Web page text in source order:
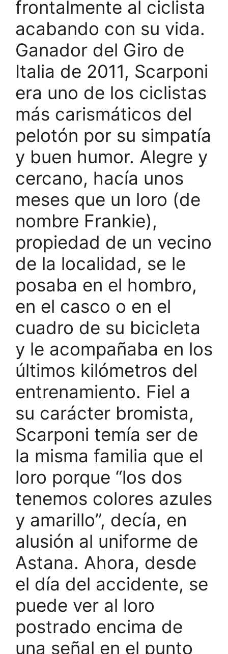
frontalmente al ciclista
acabando con su vida.
Ganador del Giro de
Italia de 2011, Scarponi
era uno de los ciclistas
más carismáticos del
pelotón por su simpatía
y buen humor. Alegre y
cercano, hacía unos
meses que un loro (de
nombre Frankie),
propiedad de un vecino
de la localidad, se le
posaba en el hombro,
en el casco o en el
cuadro de su bicicleta
y le acompañaba en los
últimos kilómetros del
entrenamiento. Fiel a
su carácter bromista,
Scarponi temía ser de
la misma familia que el
loro porque “los dos
tenemos colores azules
y amarillo”, decía, en
alusión al uniforme de
Astana. Ahora, desde
el día del accidente, se
puede ver al loro
postrado encima de
una señal en el punto